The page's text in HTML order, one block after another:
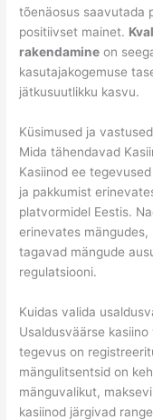
tõenäosus saavutada
positiivset mainet.
rakendamine on
kasutajakogemuse
jätkusuutlikku kasvu.
Küsimused ja
Mida tähendavad
Kasiinod ee
ja pakkumist
platvormidel Eestis.
erinevates
tagavad mängude
regulatsiooni.
Kuidas valida
Usaldusväärse
tegevus on
mängulitsentsid on
mänguvalikut,
kasiinod järgivad